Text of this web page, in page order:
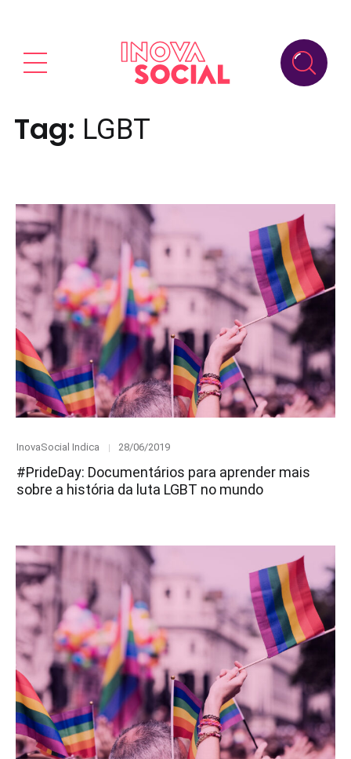
Tag: LGBT
Category
InovaSocial Indica
Posted
28/06/2019
#PrideDay: Documentários para aprender mais
sobre a história da luta LGBT no mundo